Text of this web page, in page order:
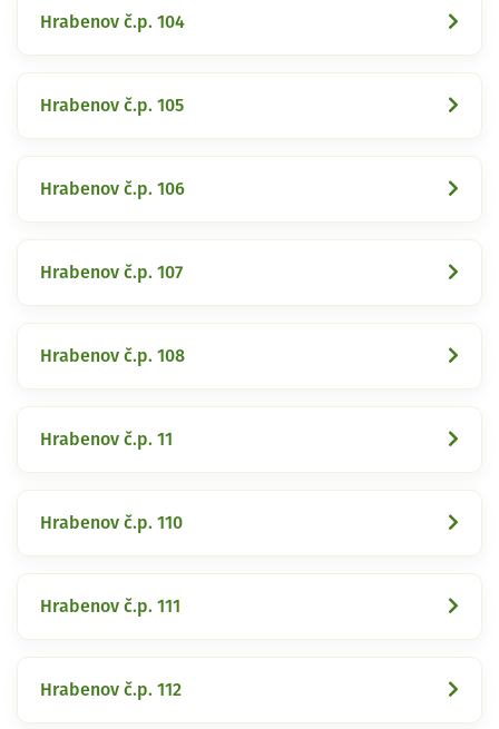
Hrabenov č.p. 104
Hrabenov č.p. 105
Hrabenov č.p. 106
Hrabenov č.p. 107
Hrabenov č.p. 108
Hrabenov č.p. 11
Hrabenov č.p. 110
Hrabenov č.p. 111
Hrabenov č.p. 112